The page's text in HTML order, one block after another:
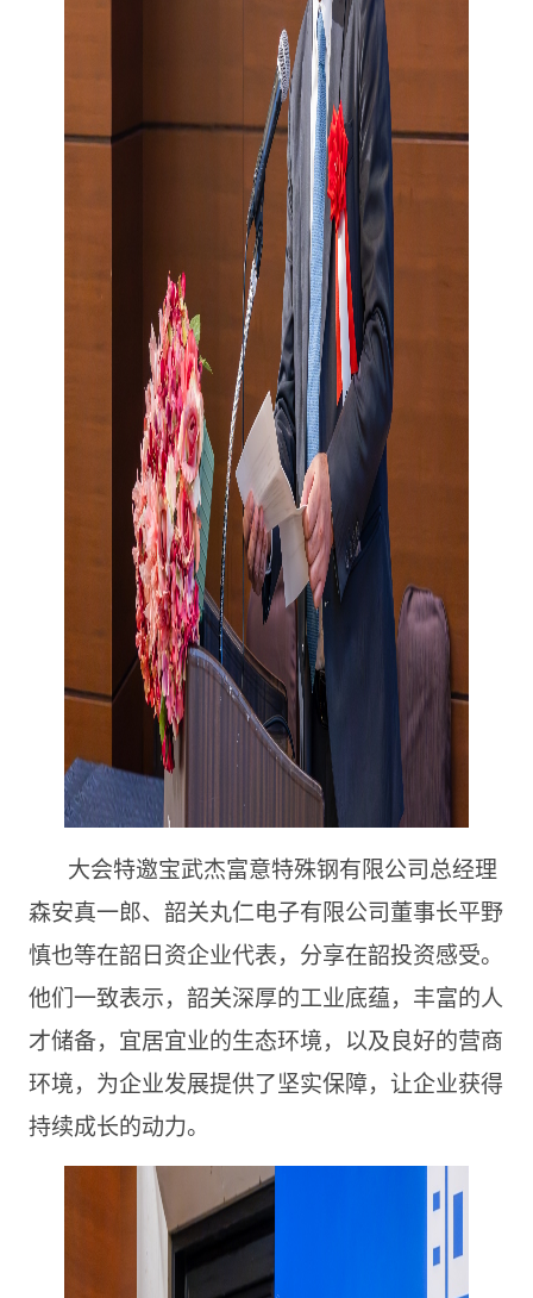
大会特邀宝武杰富意特殊钢有限公司总经理
森安真一郎、韶关丸仁电子有限公司董事长平野
慎也等在韶日资企业代表，分享在韶投资感受。
他们一致表示，韶关深厚的工业底蕴，丰富的人
才储备，宜居宜业的生态环境，以及良好的营商
环境，为企业发展提供了坚实保障，让企业获得
持续成长的动力。